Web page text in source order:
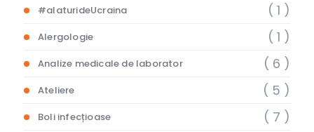
#alaturideUcraina ( 1 )
Alergologie ( 1 )
Analize medicale de laborator ( 6 )
Ateliere ( 5 )
Boli infecțioase ( 7 )